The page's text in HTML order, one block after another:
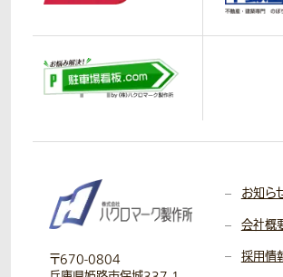
〒670-0804
お知ら
会社概
採用情